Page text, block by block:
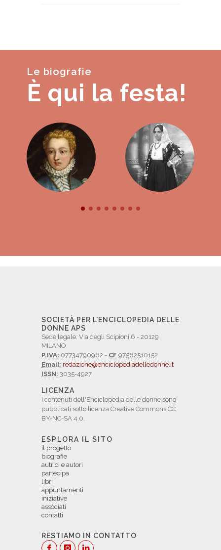
Le biografie
È qui la festa!
SOCIETÀ PER L'ENCICLOPEDIA DELLE
DONNE APS
Sede legale: Via degli Scipioni 6 - 20129
MILANO
P.IVA: 07734790962 - CF 97562510152
Email: redazione@enciclopediadelledonne.it
ISSN: 3035-4927
LICENZA
I contenuti dell'Enciclopedia delle donne sono
pubblicati sotto licenza Creative Commons CC
BY-NC-SA 4.0.
ESPLORA IL SITO
il progetto
biografie
autrici e autori
partecipa
libri
appuntamenti
iniziative
assòciati
contatti
RESTIAMO IN CONTATTO